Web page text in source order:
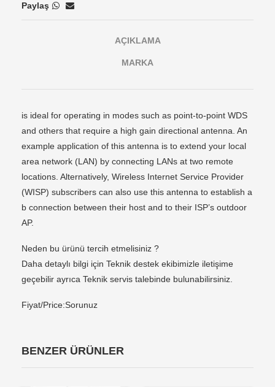
Paylaş
AÇIKLAMA
MARKA
is ideal for operating in modes such as point-to-point WDS
and others that require a high gain directional antenna. An
example application of this antenna is to extend your local
area network (LAN) by connecting LANs at two remote
locations. Alternatively, Wireless Internet Service Provider
(WISP) subscribers can also use this antenna to establish a
b connection between their host and to their ISP’s outdoor
AP.
Neden bu ürünü tercih etmelisiniz ?
Daha detaylı bilgi için Teknik destek ekibimizle iletişime
geçebilir ayrıca Teknik servis talebinde bulunabilirsiniz.
Fiyat/Price:Sorunuz
BENZER ÜRÜNLER